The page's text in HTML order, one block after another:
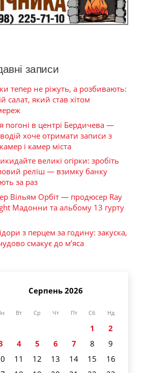
записи
тепер не ріжуть, а розбивають:
салат, який став хітом
погоні в центрі Бердичева —
хоче отримати записи з
і камер міста
великі огірки: зробіть
реліш — взимку банку
за раз
Вільям Орбіт — продюсер Ray
Мадонни та альбому 13 гурту
з перцем за годину: закуска,
смакує до м’яса
Серпень 2026
Вт Ср Чт Пт Сб Нд
1
2
4 5 6 7 8
9
11 12 13 14 15
16